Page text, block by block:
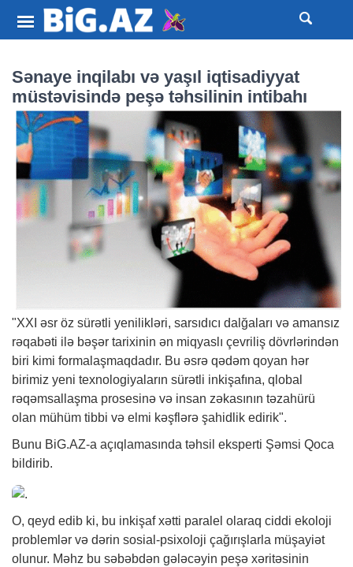
Sənaye inqilabı və yaşıl iqtisadiyyat
müstəvisində peşə təhsilinin intibahı
"XXI əsr öz sürətli yenilikləri, sarsıdıcı dalğaları və amansız
rəqabəti ilə bəşər tarixinin ən miqyaslı çevriliş dövrlərindən
biri kimi formalaşmaqdadır. Bu əsrə qədəm qoyan hər
birimiz yeni texnologiyaların sürətli inkişafına, qlobal
rəqəmsallaşma prosesinə və insan zəkasının təzahürü
olan mühüm tibbi və elmi kəşflərə şahidlik edirik".
Bunu BiG.AZ-a açıqlamasında təhsil eksperti Şəmsi Qoca
bildirib.
O, qeyd edib ki, bu inkişaf xətti paralel olaraq ciddi ekoloji
problemlər və dərin sosial-psixoloji çağırışlarla müşayiət
olunur. Məhz bu səbəbdən gələcəyin peşə xəritəsinin